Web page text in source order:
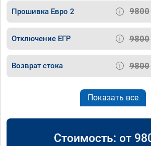
Прошивка Евро 2 9800
Отключение ЕГР 9800
Возврат стока 9800
Показать все
Стоимость: от